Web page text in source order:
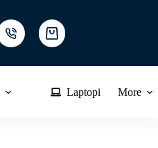
Shopping
cart
Laptopi More